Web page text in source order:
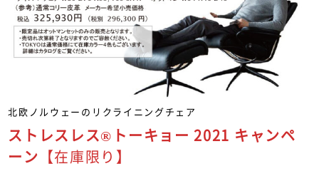
北欧ノルウェーのリクライニングチェア
ストレスレス®トーキョー 2021 キャンペ
ーン 【在庫限り】